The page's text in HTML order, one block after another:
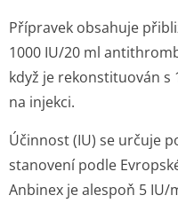
Přípravek obsahuje
1000 IU/20 ml
když je rekonstituován s
na injekci.
Účinnost (IU) se určuje
stanovení podle
Anbinex je alespoň 5 IU/